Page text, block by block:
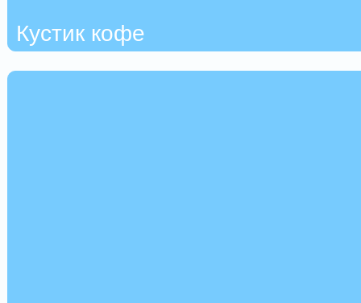
Кустик кофе